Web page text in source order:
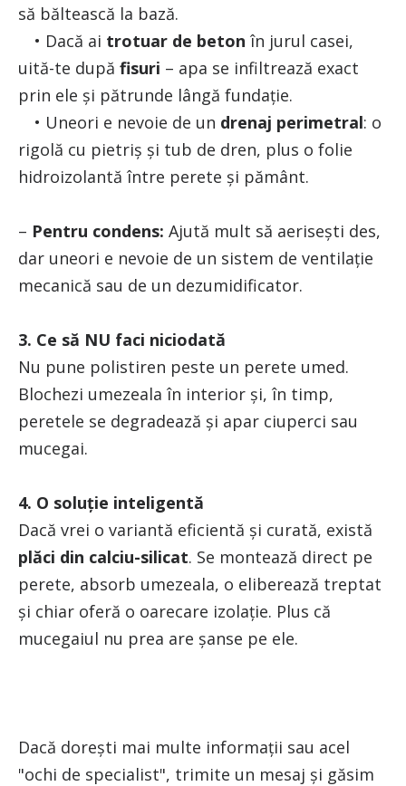
să băltească la bază.
• Dacă ai trotuar de beton în jurul casei,
uită-te după fisuri – apa se infiltrează exact
prin ele și pătrunde lângă fundație.
• Uneori e nevoie de un drenaj perimetral: o
rigolă cu pietriș și tub de dren, plus o folie
hidroizolantă între perete și pământ.
– Pentru condens: Ajută mult să aerisești des,
dar uneori e nevoie de un sistem de ventilație
mecanică sau de un dezumidificator.
3. Ce să NU faci niciodată
Nu pune polistiren peste un perete umed.
Blochezi umezeala în interior și, în timp,
peretele se degradează și apar ciuperci sau
mucegai.
4. O soluție inteligentă
Dacă vrei o variantă eficientă și curată, există
plăci din calciu-silicat. Se montează direct pe
perete, absorb umezeala, o eliberează treptat
și chiar oferă o oarecare izolație. Plus că
mucegaiul nu prea are șanse pe ele.
Dacă dorești mai multe informații sau acel
"ochi de specialist", trimite un mesaj și găsim